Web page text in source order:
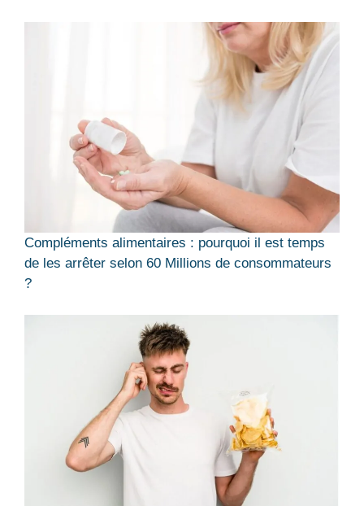
Compléments alimentaires : pourquoi il est temps
de les arrêter selon 60 Millions de consommateurs
?